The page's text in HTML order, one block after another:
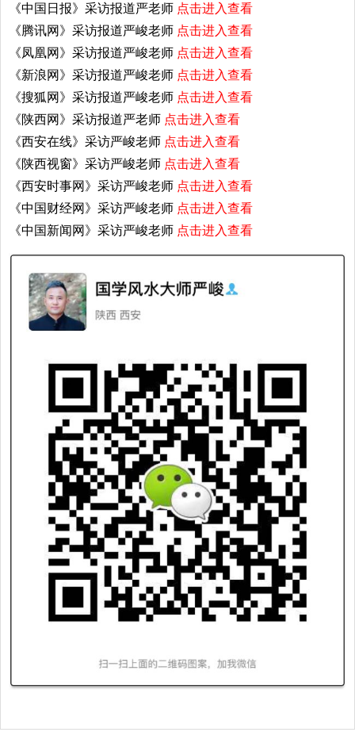
《中国日报》采访报道严老师 点击进入查看
《腾讯网》采访报道严峻老师 点击进入查看
《凤凰网》采访报道严峻老师 点击进入查看
《新浪网》采访报道严峻老师 点击进入查看
《搜狐网》采访报道严峻老师 点击进入查看
《陕西网》采访报道严老师 点击进入查看
《西安在线》采访严峻老师 点击进入查看
《陕西视窗》采访严峻老师 点击进入查看
《西安时事网》采访严峻老师 点击进入查看
《中国财经网》采访严峻老师 点击进入查看
《中国新闻网》采访严峻老师 点击进入查看